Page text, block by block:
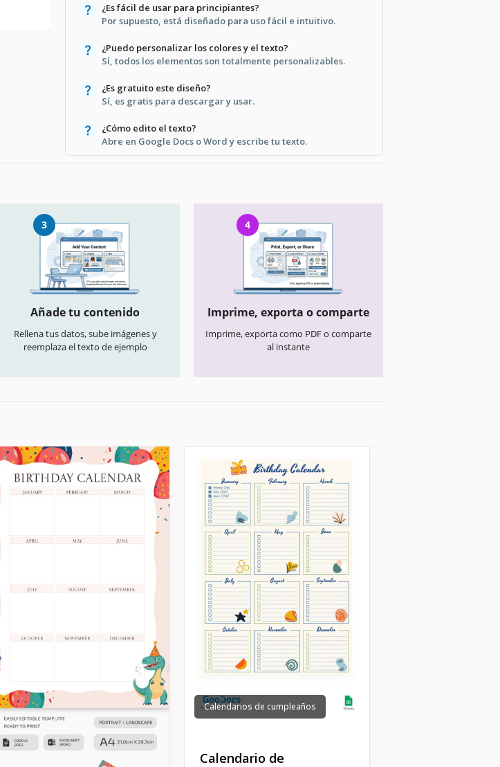
¿Es fácil de usar para principiantes?
Por supuesto, está diseñado para uso fácil e intuitivo.
¿Puedo personalizar los colores y el texto?
Sí, todos los elementos son totalmente personalizables.
¿Es gratuito este diseño?
Sí, es gratis para descargar y usar.
¿Cómo edito el texto?
Abre en Google Docs o Word y escribe tu texto.
3
Añade tu contenido
Rellena tus datos, sube imágenes y
reemplaza el texto de ejemplo
4
Imprime, exporta o comparte
Imprime, exporta como PDF o comparte
al instante
Calendarios de cumpleaños
Calendario de